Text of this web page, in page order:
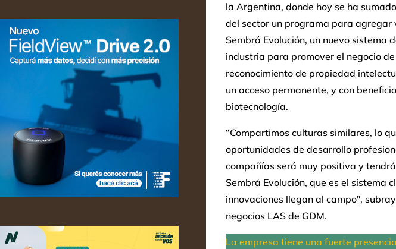
la Argentina, donde hoy se ha
del sector un programa para
Sembrá Evolución, un nuevo sistema
industria para promover el negocio
reconocimiento de propiedad
un acceso permanente, y con
biotecnología.
“Compartimos culturas similares, lo
oportunidades de desarrollo
compañías será muy positiva y
Sembrá Evolución, que es el sistema
innovaciones llegan al campo",
negocios LAS de GDM.
La empresa tiene una fuerte